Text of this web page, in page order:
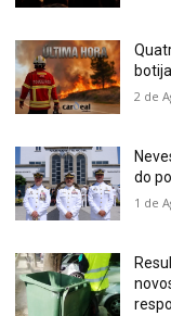
2 de
do
1 de